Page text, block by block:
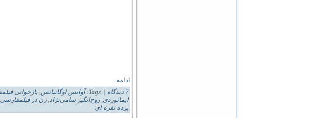
ادامه..
7 دیدگاه
| Tags: آوانس اوگانیانس, بازخوانی
ایمانوردی, روح‌انگیز سامی‌نژاد,زن در فیلمفارسی
پرده نقره اي